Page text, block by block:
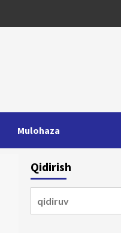
Mulohaza
Qidirish